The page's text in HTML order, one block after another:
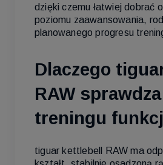
dzięki czemu łatwiej dobrać
poziomu zaawansowania,
planowanego progresu
Dlaczego
RAW
treningu
tiguar kettlebell RAW ma